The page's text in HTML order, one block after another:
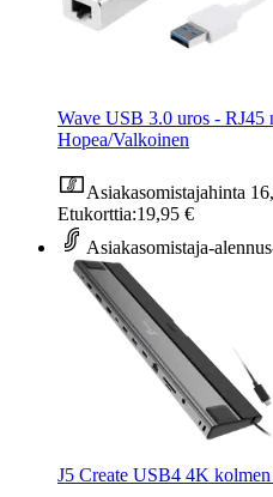
Wave USB 3.0 uros - RJ45
Hopea/Valkoinen
Asiakasomistajahinta
Etukorttia:19,95 €
Asiakasomistaja-alennus
J5 Create USB4 4K